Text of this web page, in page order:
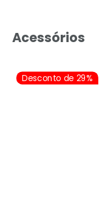
Acessórios
Desconto de 29%